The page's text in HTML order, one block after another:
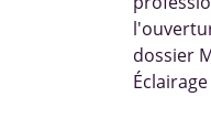
dossier